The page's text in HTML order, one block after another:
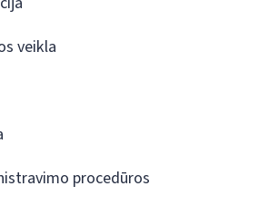
veikla
procedūros